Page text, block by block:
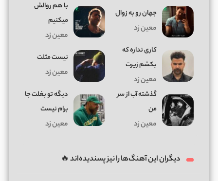
جهان رو به زوال
معین زد
با هم روالش
میکنیم
معین زد
کاری نداره که
بکشم زیرت
معین زد
نیست مثلت
معین زد
گذشته آب از سر
من
معین زد
دیگه تو بغلت جا
برام نیست
معین زد
دیگران این آهنگ‌ها را نیز پسندیده‌اند 🔥